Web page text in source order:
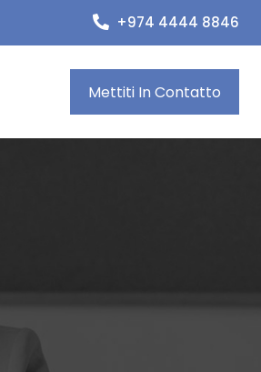
+974 4444 8846
Mettiti In Contatto